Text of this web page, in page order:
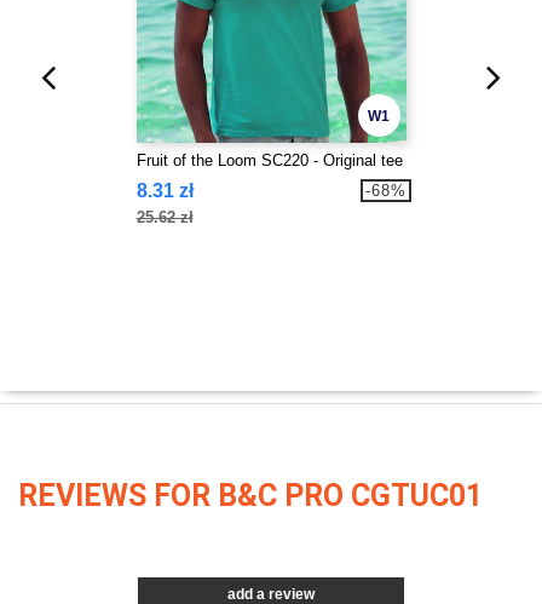
W1
Fruit of the Loom SC220 - Original tee
8.31 zł
25.62 zł
-68%
REVIEWS FOR B&C PRO CGTUC01
add a review